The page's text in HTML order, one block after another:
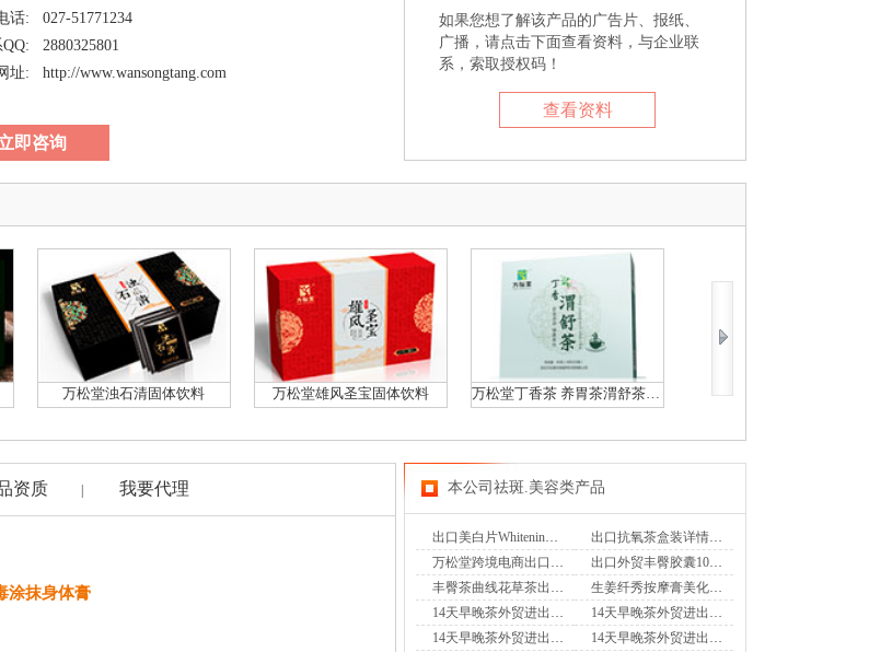
话:
027-51771234
2880325801
址:
http://www.wansongtang.com
即咨询
如果您想了解该产品的广告片、报纸、
广播，请点击下面查看资料，与企业联
系，索取授权码！
查看资料
万松堂浊石清固体饮料 万松堂雄风圣宝固体饮料 万松堂丁香茶 养胃茶渭舒茶野长白山丁香茶叶肾茶
资质 我要代理
涂抹身体膏
本公司祛斑.美容类产品
出口美白片Whitening pill瓶装万松堂祛斑淡斑跨境电商OEM
出口抗氧茶盒装详情万松堂出口跨境电商OEM批发
万松堂跨境电商出口丰臀美臀丰挺片剂BUTT BOOSTER工厂批发生产片剂瓶装
出口外贸丰臀胶囊10颗装盒装丰盈大臀挺翘
丰臀茶曲线花草茶出口中英文包装独立袋装量贩装
生姜纤秀按摩膏美化肌肤减肥进出口抗衰老保湿排毒涂抹身体膏
14天早晚茶外贸进出口茶28天排毒养颜袋泡茶花草茶三角包贴牌代加工跨境电商4
14天早晚茶外贸进出口茶28天排毒养颜袋泡茶花草茶三角包贴牌代加工跨境电商3
14天早晚茶外贸进出口茶28天排毒养颜袋泡茶花草茶三角包贴牌代加工跨境电商2
14天早晚茶外贸进出口茶28天排毒养颜袋泡茶花草茶三角包贴牌代加工跨境电商1